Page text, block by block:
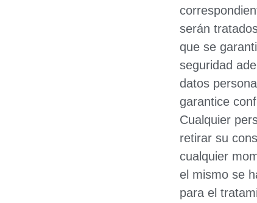
serán
que se
seguridad
datos
garantice
Cualquier
retirar su
cualquier
el mismo se
para el